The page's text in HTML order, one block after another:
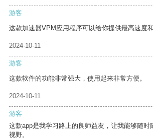
游客
这款加速器VPM应用程序可以给你提供最高速度
2024-10-11
游客
这款软件的功能非常强大，使用起来非常方便。
2024-10-11
游客
这款app是我学习路上的良师益友，让我能够随时
视野。